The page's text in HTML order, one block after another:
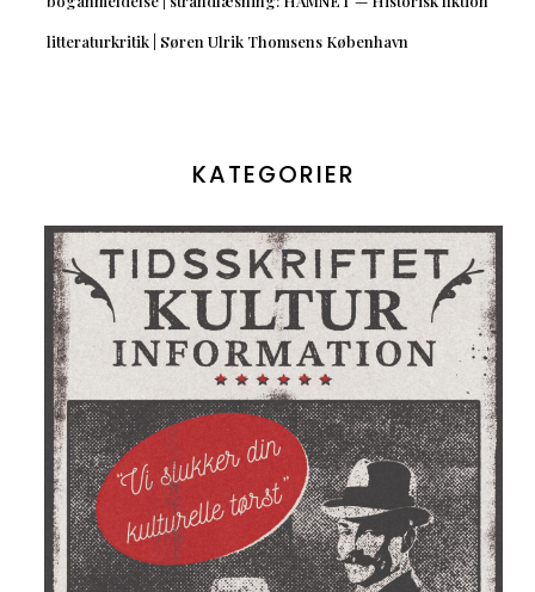
litteraturkritik | Søren Ulrik Thomsens København
KATEGORIER